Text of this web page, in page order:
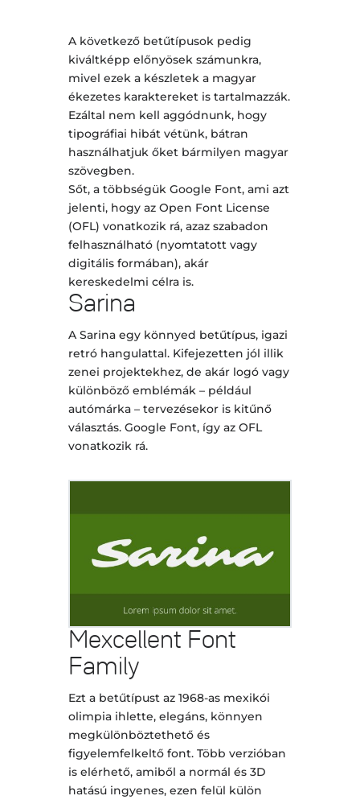
A következő betűtípusok pedig
kiváltképp előnyösek számunkra,
mivel ezek a készletek a magyar
ékezetes karaktereket is tartalmazzák.
Ezáltal nem kell aggódnunk, hogy
tipográfiai hibát vétünk, bátran
használhatjuk őket bármilyen magyar
szövegben.
Sőt, a többségük Google Font, ami azt
jelenti, hogy az Open Font License
(OFL) vonatkozik rá, azaz szabadon
felhasználható (nyomtatott vagy
digitális formában), akár
kereskedelmi célra is.
Sarina
A Sarina egy könnyed betűtípus, igazi
retró hangulattal. Kifejezetten jól illik
zenei projektekhez, de akár logó vagy
különböző emblémák – például
autómárka – tervezésekor is kitűnő
választás. Google Font, így az OFL
vonatkozik rá.
Mexcellent Font
Family
Ezt a betűtípust az 1968-as mexikói
olimpia ihlette, elegáns, könnyen
megkülönböztethető és
figyelemfelkeltő font. Több verzióban
is elérhető, amiből a normál és 3D
hatású ingyenes, ezen felül külön